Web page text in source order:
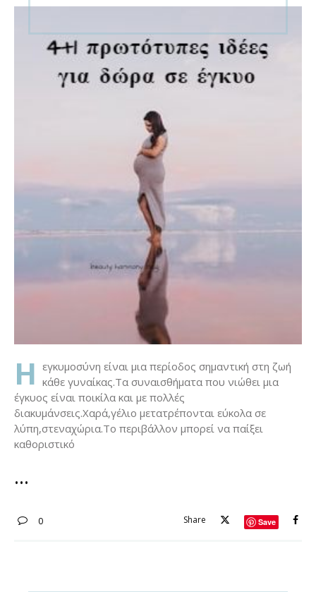
Η εγκυμοσύνη είναι μια περίοδος σημαντική στη ζωή
κάθε γυναίκας.Τα συναισθήματα που νιώθει μια
έγκυος είναι ποικίλα και με πολλές
διακυμάνσεις.Χαρά,γέλιο μετατρέπονται εύκολα σε
λύπη,στεναχώρια.Το περιβάλλον μπορεί να παίξει
καθοριστικό
0 Share Save